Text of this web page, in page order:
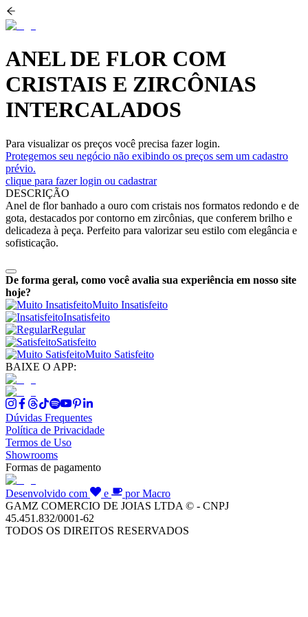
ANEL DE FLOR COM
CRISTAIS E ZIRCÔNIAS
INTERCALADOS
Para visualizar os preços você precisa fazer login.
Protegemos seu negócio não exibindo os preços sem um cadastro
prévio.
clique para fazer login ou cadastrar
DESCRIÇÃO
Anel de flor banhado a ouro com cristais nos formatos redondo e de
gota, destacados por contorno em zircônias, que conferem brilho e
delicadeza à peça. Perfeito para valorizar seu estilo com elegância e
sofisticação.
De forma geral, como você avalia sua experiência em nosso site
hoje?
Muito Insatisfeito
Insatisfeito
Regular
Satisfeito
Muito Satisfeito
BAIXE O APP:
Dúvidas Frequentes
Política de Privacidade
Termos de Uso
Showrooms
Formas de pagamento
Desenvolvido com e
por Macro
GAMZ COMERCIO DE JOIAS LTDA © - CNPJ
45.451.832/0001-62
TODOS OS DIREITOS RESERVADOS